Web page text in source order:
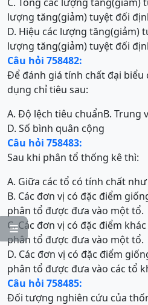

lượng tăng(giảm) tuyệt đối
D. Hiệu các lượng tăng(giảm)
lượng tăng(giảm) tuyệt đối
Câu hỏi 758482:
Để đánh giá tính chất đại
dụng chỉ tiêu sau:
A. Độ lệch tiêu chuẩnB. Trung
D. Số bình quân cộng
Câu hỏi 758483:
Sau khi phân tổ thống kê thì:
A. Giữa các tổ có tính chất
B. Các đơn vị có đặc điểm
phân tổ được đưa vào một tổ.
C. Các đơn vị có đặc điểm
phân tổ được đưa vào một tổ.
D. Các đơn vị có đặc điểm
phân tổ được đưa vào các tổ
Câu hỏi 758485:
Đối tượng nghiên cứu của